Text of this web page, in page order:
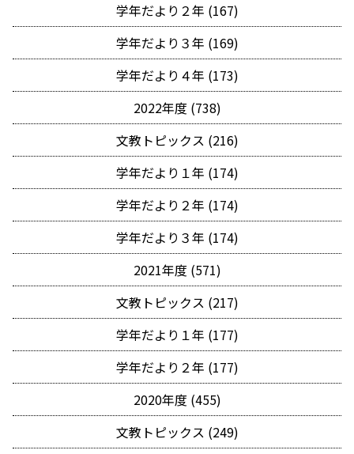
学年だより２年 (167)
学年だより３年 (169)
学年だより４年 (173)
2022年度 (738)
文教トピックス (216)
学年だより１年 (174)
学年だより２年 (174)
学年だより３年 (174)
2021年度 (571)
文教トピックス (217)
学年だより１年 (177)
学年だより２年 (177)
2020年度 (455)
文教トピックス (249)